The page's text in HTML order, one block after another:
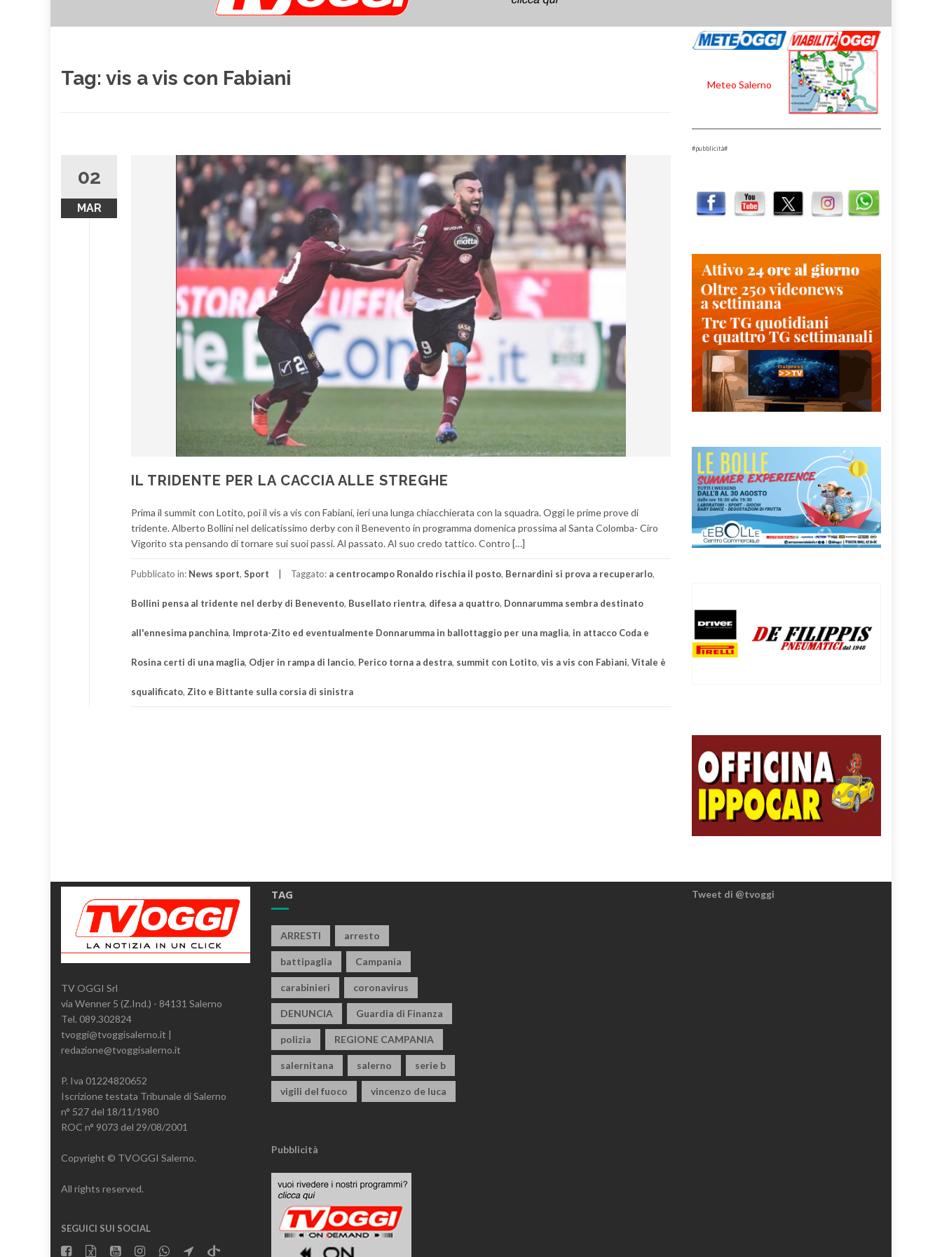
Tag: vis a vis con Fabiani
02
MAR
IL TRIDENTE PER LA CACCIA ALLE STREGHE
Prima il summit con Lotito, poi il vis a vis con Fabiani, ieri una lunga chiacchierata con la squadra. Oggi le prime prove di
tridente. Alberto Bollini nel delicatissimo derby con il Benevento in programma domenica prossima al Santa Colomba- Ciro
Vigorito sta pensando di tornare sui suoi passi. Al passato. Al suo credo tattico. Contro […]
Pubblicato in: News sport, Sport Taggato: a centrocampo Ronaldo rischia il posto, Bernardini si prova a recuperarlo,
Bollini pensa al tridente nel derby di Benevento, Busellato rientra, difesa a quattro, Donnarumma sembra destinato
all'ennesima panchina, Improta-Zito ed eventualmente Donnarumma in ballottaggio per una maglia, in attacco Coda e
Rosina certi di una maglia, Odjer in rampa di lancio, Perico torna a destra, summit con Lotito, vis a vis con Fabiani, Vitale è
squalificato, Zito e Bittante sulla corsia di sinistra
Meteo Salerno
#pubblicità#
TV OGGI Srl
via Wenner 5 (Z.Ind.) - 84131 Salerno
Tel. 089.302824
tvoggi@tvoggisalerno.it |
redazione@tvoggisalerno.it
P. Iva 01224820652
Iscrizione testata Tribunale di Salerno
n° 527 del 18/11/1980
ROC n° 9073 del 29/08/2001
Copyright © TVOGGI Salerno.
All rights reserved.
SEGUICI SUI SOCIAL
TAG
ARRESTI arresto
battipaglia Campania
carabinieri coronavirus
DENUNCIA Guardia di Finanza
polizia REGIONE CAMPANIA
salernitana salerno serie b
vigili del fuoco vincenzo de luca
Pubblicità
Tweet di @tvoggi